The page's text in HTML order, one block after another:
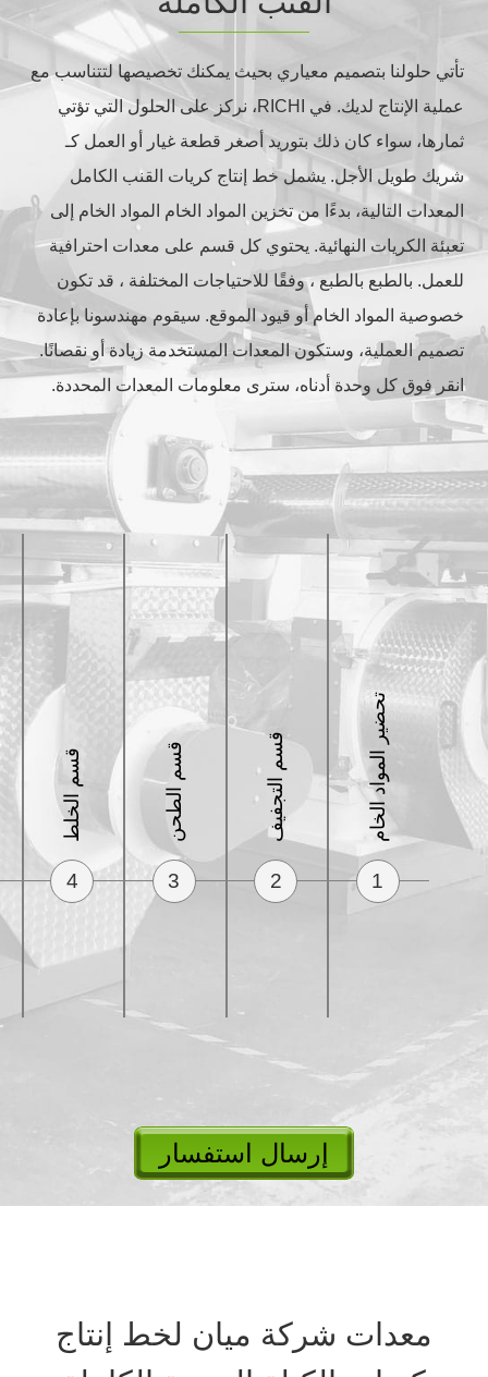
تأتي حلولنا بتصميم معياري بحيث يمكنك تخصيصها لتتناسب مع
عملية الإنتاج لديك. في RICHI، نركز على الحلول التي تؤتي
ثمارها، سواء كان ذلك بتوريد أصغر قطعة غيار أو العمل كـ
شريك طويل الأجل. يشمل خط إنتاج كريات القنب الكامل
المعدات التالية، بدءًا من تخزين المواد الخام المواد الخام إلى
تعبئة الكريات النهائية. يحتوي كل قسم على معدات احترافية
للعمل. بالطبع بالطبع ، وفقًا للاحتياجات المختلفة ، قد تكون
خصوصية المواد الخام أو قيود الموقع. سيقوم مهندسونا بإعادة
تصميم العملية، وستكون المعدات المستخدمة زيادة أو نقصانًا.
انقر فوق كل وحدة أدناه، سترى معلومات المعدات المحددة.
تحضير المواد الخام
1
قسم التجفيف
2
قسم الطحن
3
قسم الخلط
4
إرسال استفسار
معدات شركة ميان لخط إنتاج